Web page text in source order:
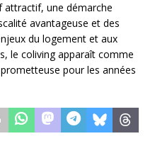
attractif, une démarche
avantageuse et des
du logement et aux
le coliving apparaît comme
pour les années